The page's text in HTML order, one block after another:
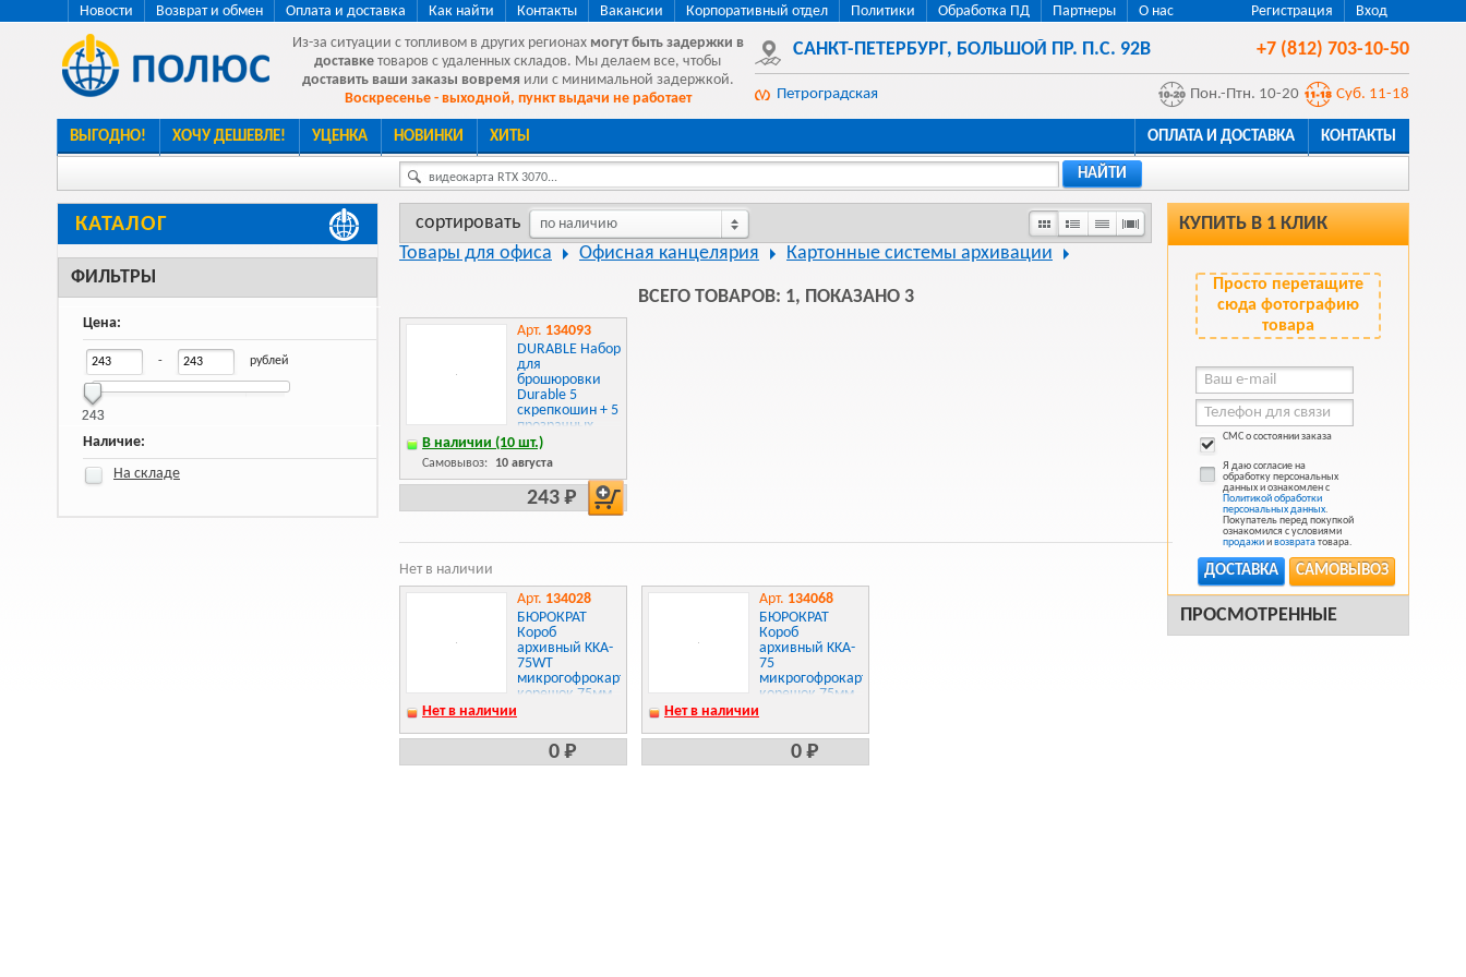
Регистрация Вход
Новости Возврат и обмен Оплата и доставка Как найти Контакты Вакансии Корпоративный отдел Политики Обработка ПД Партнеры
О нас
Из-за ситуации с топливом в других регионах могут быть задержки в
доставке товаров с удаленных складов. Мы делаем все, чтобы
доставить ваши заказы вовремя или с минимальной задержкой.
Воскресенье - выходной, пункт выдачи не работает
САНКТ-ПЕТЕРБУРГ, БОЛЬШОЙ ПР. П.С. 92В +7 (812) 703-10-50
Петроградская Пон.-Птн. 10-20 Суб. 11-18
ВЫГОДНО! ХОЧУ ДЕШЕВЛЕ! УЦЕНКА НОВИНКИ ХИТЫ ОПЛАТА И ДОСТАВКА КОНТАКТЫ
видеокарта RTX 3070... НАЙТИ
КАТАЛОГ
ФИЛЬТРЫ
Цена:
- рублей
243
243
Наличие:
На складе
КУПИТЬ В 1 КЛИК
Просто перетащите
сюда фотографию
товара
СМС о состоянии заказа
Я даю согласие на
обработку персональных
данных и ознакомлен с
Политикой обработки
персональных данных.
Покупатель перед покупкой
ознакомился с условиями
продажиивозврататовара.
САМОВЫВОЗ
ДОСТАВКА
ПРОСМОТРЕННЫЕ
сортировать по наличию
Товары для офиса Офисная канцелярия Картонные системы архивации
ВСЕГО ТОВАРОВ: 1, ПОКАЗАНО 3
Арт. 134093
DURABLE Набор
для
брошюровки
Durable 5
скрепкошин + 5
прозрачных
обложек max
60 листов
пластик черный
291701
В наличии (10 шт.)
Самовывоз: 10 августа
243 Р
Нет в наличии
Арт. 134028
БЮРОКРАТ
Короб
архивный KKA-
75WT
микрогофрокартон
корешок 75мм
Нет в наличии
0 Р
Арт. 134068
БЮРОКРАТ
Короб
архивный KKA-
75
микрогофрокартон
корешок 75мм
ассорти
Нет в наличии
0 Р